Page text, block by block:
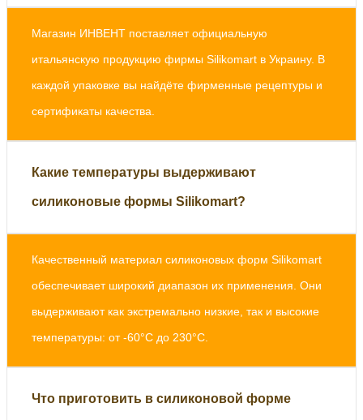
Магазин ИНВЕНТ поставляет официальную
итальянскую продукцию фирмы Silikomart в Украину. В
каждой упаковке вы найдёте фирменные рецептуры и
сертификаты качества.
Какие температуры выдерживают
силиконовые формы Silikomart?
Качественный материал силиконовых форм Silikomart
обеспечивает широкий диапазон их применения. Они
выдерживают как экстремально низкие, так и высокие
температуры: от -60°C до 230°C.
Что приготовить в силиконовой форме